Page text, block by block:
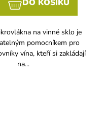
DO KOŠÍKU
na vinné sklo je
pomocníkem pro
vína, kteří si zakládají
na...